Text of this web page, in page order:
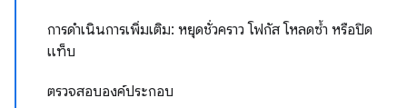
การดำเนินการเพิ่มเติม: หยุดชั่วคราว โฟกัส โหลดซ้ำ หรือปิด
แท็บ
ตรวจสอบองค์ประกอบ